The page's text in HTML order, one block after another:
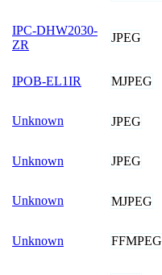
IPC-DHW2030-
ZR
JPEG
IPOB-EL1IR MJPEG
Unknown JPEG
Unknown JPEG
Unknown MJPEG
Unknown FFMPEG